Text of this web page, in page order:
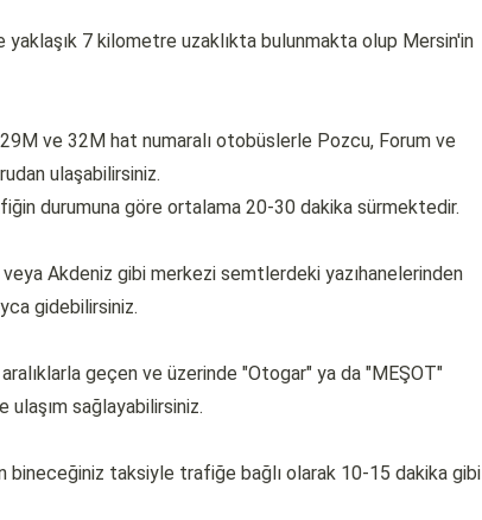
7 kilometre uzaklıkta bulunmakta olup Mersin'in
ve 32M hat numaralı otobüslerle Pozcu, Forum ve
ulaşabilirsiniz.
durumuna göre ortalama 20-30 dakika sürmektedir.
Akdeniz gibi merkezi semtlerdeki yazıhanelerinden
gidebilirsiniz.
geçen ve üzerinde "Otogar" ya da "MEŞOT"
ulaşım sağlayabilirsiniz.
bineceğiniz taksiyle trafiğe bağlı olarak 10-15 dakika gibi